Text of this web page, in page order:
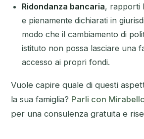
Ridondanza bancaria, rapporti
e pienamente dichiarati in
modo che il cambiamento di
istituto non possa lasciare una
accesso ai propri fondi.
Vuole capire quale di questi
la sua famiglia? Parli con
per una consulenza gratuita e